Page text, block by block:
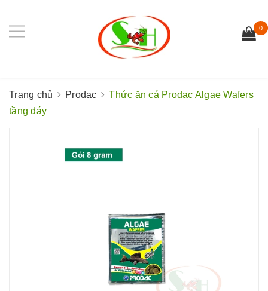
0
Trang chủ Prodac
Thức ăn cá Prodac Algae Wafers
tầng đáy